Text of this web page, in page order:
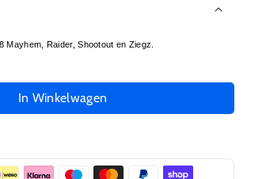
Raider, Shootout en Ziegz.
In Winkelwagen